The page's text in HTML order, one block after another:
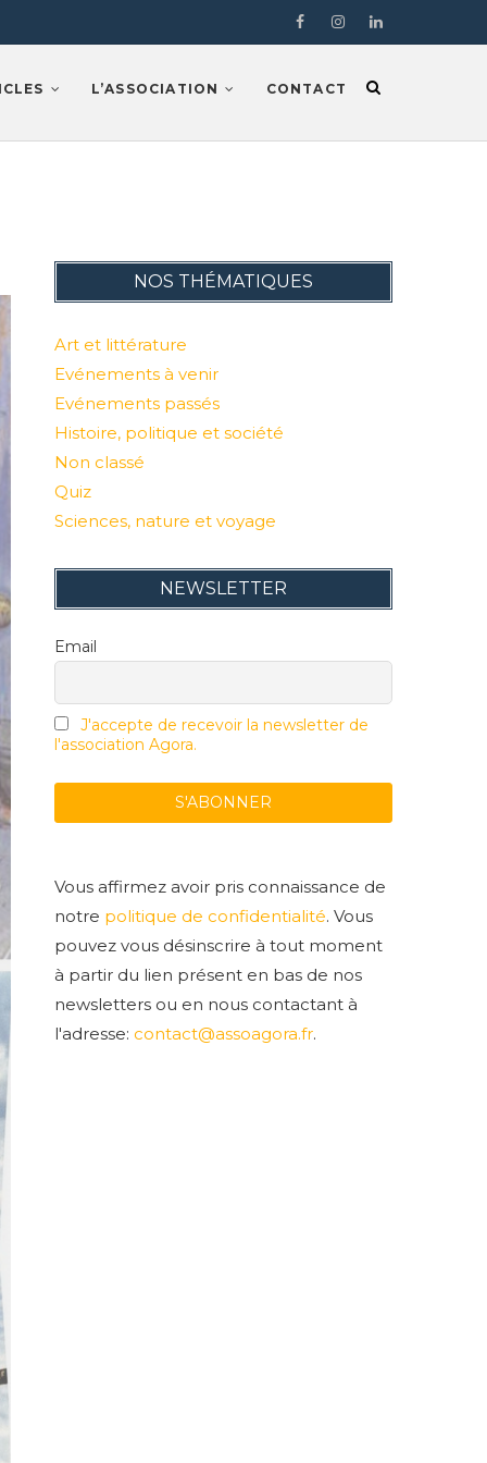
FacebookInstragramLinkedIn
L’ASSOCIATION CONTACT
NOS THÉMATIQUES
Art et littérature
Evénements à venir
Evénements passés
Histoire, politique et société
Non classé
Quiz
Sciences, nature et voyage
NEWSLETTER
Email
J'accepte de recevoir la newsletter de
l'association Agora.
Vous affirmez avoir pris connaissance de
notre politique de confidentialité. Vous
pouvez vous désinscrire à tout moment
à partir du lien présent en bas de nos
newsletters ou en nous contactant à
l'adresse: contact@assoagora.fr.